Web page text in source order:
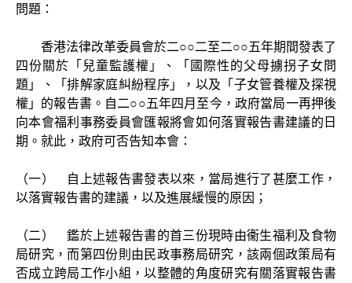
問題：
香港法律改革委員會於二○○二至二○○五年期間發表了
四份關於「兒童監護權」、「國際性的父母擄拐子女問
題」、「排解家庭糾紛程序」，以及「子女管養權及探視
權」的報告書。自二○○五年四月至今，政府當局一再押後
向本會福利事務委員會匯報將會如何落實報告書建議的日
期。就此，政府可否告知本會：
（一） 自上述報告書發表以來，當局進行了甚麼工作，
以落實報告書的建議，以及進展緩慢的原因；
（二） 鑑於上述報告書的首三份現時由衞生福利及食物
局研究，而第四份則由民政事務局研究，該兩個政策局有
否成立跨局工作小組，以整體的角度研究有關落實報告書